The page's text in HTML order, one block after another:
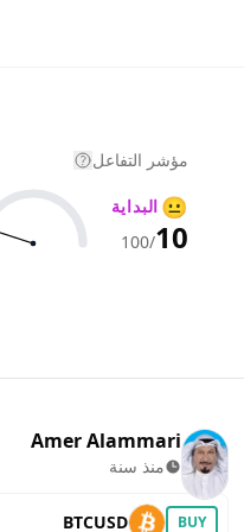
مؤشر التفاعل
😐 البداية
10
/100
Amer Alammari
منذ سنة
BUY
BTCUSD